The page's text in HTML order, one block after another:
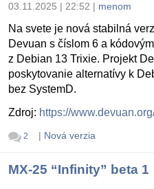
03.11.2025 | 22:52 | menom
Na svete je nová stabilná
Devuan s číslom 6 a
z Debian 13 Trixie. Projekt
poskytovanie alternatívy k
bez SystemD.
Zdroj: https://
2 | Nová verzia
MX-25 “Infinity” beta 1